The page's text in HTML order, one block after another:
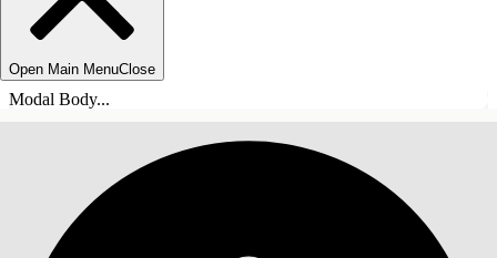
Open Main MenuClose
Modal Body...